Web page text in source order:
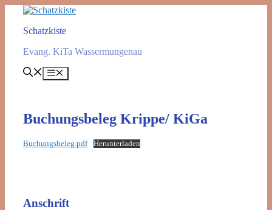
springenSchatzkiste
Evang. KiTa Wassermungenau
Menü
Buchungsbeleg Krippe/ KiGa
Buchungsbeleg.pdf Herunterladen
Anschrift